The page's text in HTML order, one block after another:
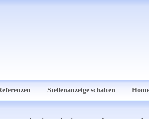
Stellenanzeige schalten